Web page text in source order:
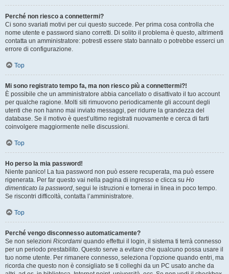
Perché non riesco a connettermi?
Ci sono svariati motivi per cui questo succede. Per prima cosa controlla che
nome utente e password siano corretti. Di solito il problema è questo, altrimenti
contatta un amministratore: potresti essere stato bannato o potrebbe esserci un
errore di configurazione.
Top
Mi sono registrato tempo fa, ma non riesco più a connettermi?!
È possibile che un amministratore abbia cancellato o disattivato il tuo account
per qualche ragione. Molti siti rimuovono periodicamente gli account degli
utenti che non hanno mai inviato messaggi, per ridurre la grandezza del
database. Se il motivo è quest’ultimo registrati nuovamente e cerca di farti
coinvolgere maggiormente nelle discussioni.
Top
Ho perso la mia password!
Niente panico! La tua password non può essere recuperata, ma può essere
rigenerata. Per far questo vai nella pagina di ingresso e clicca su Ho
dimenticato la password, segui le istruzioni e tornerai in linea in poco tempo.
Se riscontri difficoltà, contatta l’amministratore.
Top
Perché vengo disconnesso automaticamente?
Se non selezioni Ricordami quando effettui il login, il sistema ti terrà connesso
per un periodo prestabilito. Questo serve a evitare che qualcuno possa usare il
tuo nome utente. Per rimanere connesso, seleziona l’opzione quando entri, ma
ricorda che questo non è consigliato se ti colleghi da un PC usato anche da